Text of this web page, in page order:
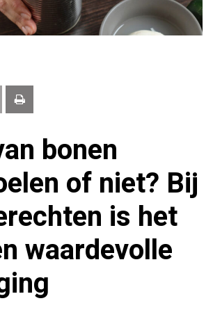
bonen
of niet? Bij
is het
waardevolle